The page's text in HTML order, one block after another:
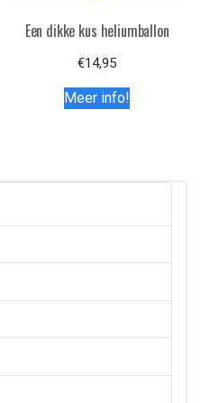
Een dikke kus heliumballon
€14,95
Meer info!